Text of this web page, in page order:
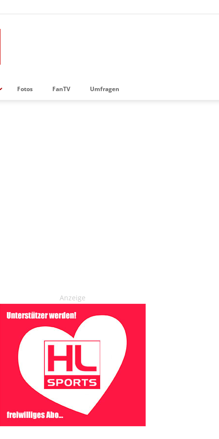
Fotos FanTV Umfragen
Anzeige